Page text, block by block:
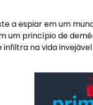
a espiar em um
um princípio de
infiltra na vida